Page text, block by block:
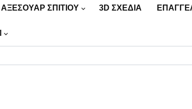
ΑΞΕΣΟΥΑΡ ΣΠΙΤΙΟΥ 3D ΣΧΕΔΙΑ